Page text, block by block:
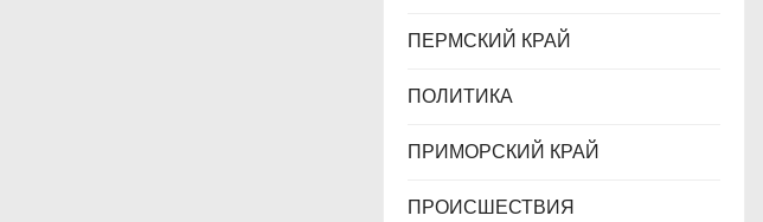
ПЕРМСКИЙ КРАЙ
ПОЛИТИКА
ПРИМОРСКИЙ КРАЙ
ПРОИСШЕСТВИЯ